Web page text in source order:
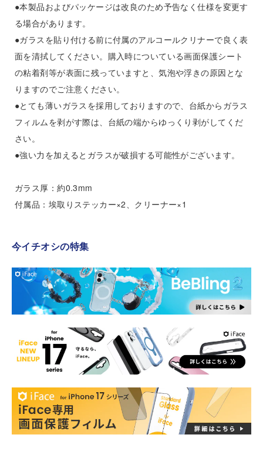
●本製品およびパッケージは改良のため予告なく仕様を変更す
る場合があります。
●ガラスを貼り付ける前に付属のアルコールクリナーで良く表
面を清拭してください。購入時についている画面保護シート
の粘着剤等が表面に残っていますと、気泡や浮きの原因とな
りますのでご注意ください。
●とても薄いガラスを採用しておりますので、台紙からガラス
フィルムを剥がす際は、台紙の端からゆっくり剥がしてくだ
さい。
●強い力を加えるとガラスが破損する可能性がございます。
ガラス厚：約0.3mm
付属品：埃取りステッカー×2、クリーナー×1
今イチオシの特集